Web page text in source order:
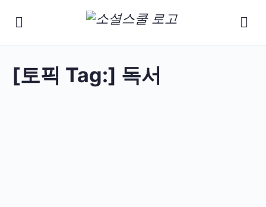
[토픽 Tag:] 독서